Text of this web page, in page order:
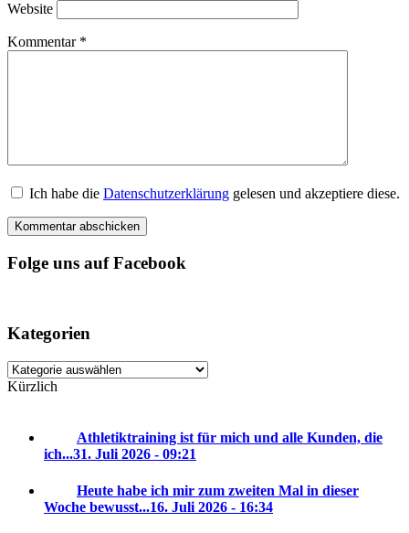
Website
Kommentar *
Ich habe die Datenschutzerklärung gelesen und akzeptiere diese.
Folge uns auf Facebook
Kategorien
Kategorien
Kürzlich
Athletiktraining ist für mich und alle Kunden, die
ich...31. Juli 2026 - 09:21
Heute habe ich mir zum zweiten Mal in dieser
Woche bewusst...16. Juli 2026 - 16:34